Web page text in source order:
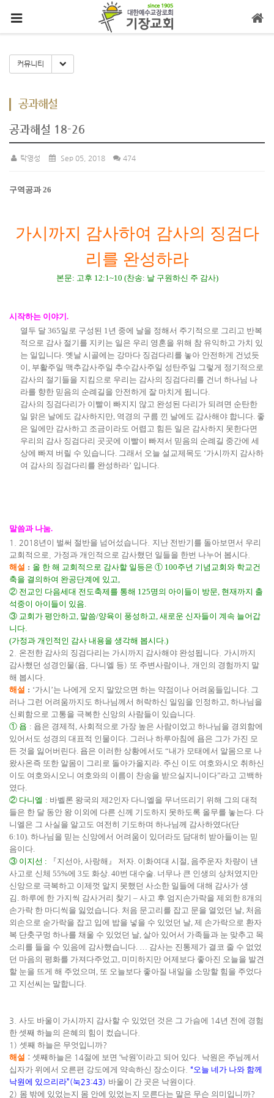
커뮤니티 Toggle Dropdown
공과해설
공과해설 18-26
탁영성 Sep 05, 2018 474
구역공과26
가시까지 감사하여 감사의 징검다
리를 완성하라
본문: 고후 12:1~10 (찬송: 날 구원하신 주 감사)
시작하는 이야기 .
열두 달 365일로 구성된 1년 중에 날을 정해서 주기적으로 그리고 반복
적으로 감사 절기를 지키는 일은 우리 영혼을 위해 참 유익하고 가치 있
는 일입니다. 옛날 시골에는 강마다 징검다리를 놓아 안전하게 건넜듯
이 , 부활주일 맥추감사주일 추수감사주일 성탄주일 그렇게 정기적으로
감사의 절기들을 지킴으로 우리는 감사의 징검다리를 건너 하나님 나
라를 향한 믿음의 순례길을 안전하게 잘 마치게 됩니다.
감사의 징검다리가 이빨이 빠지지 않고 완성된 다리가 되려면 순탄한
일 맑은 날에도 감사하지만, 역경의 구름 낀 날에도 감사해야 합니다. 좋
은 일에만 감사하고 조금이라도 어렵고 힘든 일은 감사하지 못한다면
우리의 감사 징검다리 곳곳에 이빨이 빠져서 믿음의 순례길 중간에 세
상에 빠져 버릴 수 있습니다. 그래서 오늘 설교제목도 ‘가시까지 감사하
여 감사의 징검다리를 완성하라’ 입니다.
말씀과 나눔.
1. 2018년이 벌써 절반을 넘어섰습니다 지난 전반기를 돌아보면서 우리
교회적으로
가정과 개인적으로 감사했던 일들을 한번 나누어 봅시다
해설 : 올 한 해 교회적으로 감사할 일등은 ① 100주년 기념교회와 학교건
축을 결의하여 완공단계에 있고,
② 전교인 다음세대 전도축제를 통해 125명의 아이들이 방문, 현재까지 출
석중이 아이들이 있음.
③ 교회가 평안하고, 말씀/양육이 풍성하고, 새로운 신자들이 계속 늘어갑
니다.
(가정과 개인적인 감사 내용을 생각해 봅시다.)
2. 온전한 감사의 징검다리는 가시까지 감사해야 완성됩니다 가시까지
감사했던 성경인물(욥 다니엘 등) 또 주변사람이나 개인의 경험까지 말
해 봅시다
해설 : ‘가시 ’는 나에게 오지 말았으면 하는 약점이나 어려움들입니다. 그
러나 그런 어려움까지도 하나님께서 허락하신 일임을 인정하고, 하나님을
신뢰함으로 고통을 극복한 신앙의 사람들이 있습니다.
① 욥 : 욥은 경제적 , 사회적으로 가장 높은 사람이었고 하나님을 경외함에
있어서도 성경의 대표적 인물이다. 그러나 하루아침에 욥은 그가 가진 모
든 것을 잃어버린다. 욥은 이러한 상황에서도 “내가 모태에서 알몸으로 나
왔사온즉 또한 알몸이 그리로 돌아가올지라. 주신 이도 여호와시오 취하신
이도 여호와시오니 여호와의 이름이 찬송을 받으실지니이다”라고 고백하
였다.
② 다니엘 : 바벨론 왕국의 제2인자 다니엘을 무너뜨리기 위해 그의 대적
들은 한 달 동안 왕 이외에 다른 신께 기도하지 못하도록 올무를 놓는다. 다
니엘은 그 사실을 알고도 여전히 기도하며 하나님께 감사하였다(단
6:10). 하나님을 믿는 신앙에서 어려움이 있더라도 담대히 받아들이는 믿
음이다.
③ 이지선 : 『지선아, 사랑해 』 저자. 이화여대 시절 , 음주운자 차량이 낸
사고로 신체 55%에 3도 화상. 40번 대수술. 너무나 큰 인생의 상처였지만
신앙으로 극복하고 이제껏 알지 못했던 사소한 일들에 대해 감사가 생
김 . 하루에 한 가지씩 감사거리 찾기 – 사고 후 엄지손가락을 제외한 8개의
손가락 한 마디씩을 잃었습니다. 처음 문고리를 잡고 문을 열었던 날, 처음
외손으로 숟가락을 잡고 입에 밥을 넣을 수 있었던 날, 제 손가락으로 환자
복 단춧구멍 하나를 채울 수 있었던 날, 살아 있어서 가족들과 눈 맞추고 목
소리를 들을 수 있음에 감사했습니다. … 감사는 진통제가 결코 줄 수 없었
던 마음의 평화를 가져다주었고, 미미하지만 어제보다 좋아진 오늘을 발견
할 눈을 뜨게 해 주었으며 , 또 오늘보다 좋아질 내일을 소망할 힘을 주었다
고 지선씨는 말합니다.
3. 사도 바울이 가시까지 감사할 수 있었던 것은 그 가슴에 14년 전에 경험
한 셋째 하늘의 은혜의 힘이 컸습니다
1) 셋째 하늘은 무엇입니까?
해설 : 셋째하늘은 14절에 보면 ‘낙원’이라고 되어 있다 낙원은 주님께서
십자가 위에서 오른편 강도에게 약속하신 장소이다 “오늘 네가 나와 함께
낙원에 있으리라”(눅23:43) 바울이 간 곳은 낙원이다
2) 몸 밖에 있었는지 몸 안에 있었는지 모른다는 말은 무슨 의미입니까?